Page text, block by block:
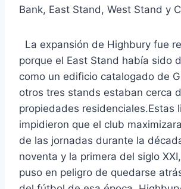
Bank, East Stand, West Stand y
La expansión de Highbury fue
porque el East Stand había sido
como un edificio catalogado de
otros tres stands estaban cerca
propiedades residenciales.Estas
impidieron que el club
de las jornadas durante la
noventa y la primera del siglo
puso en peligro de quedarse